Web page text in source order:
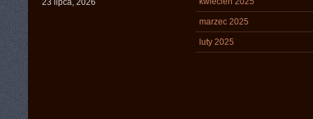
23 lipca, 2026
marzec 2025
luty 2025